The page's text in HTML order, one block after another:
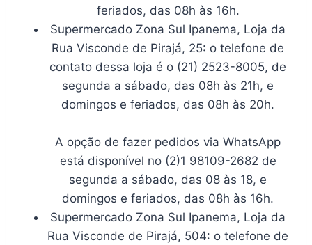
feriados, das 08h às 16h.
Supermercado Zona Sul Ipanema, Loja da
Rua Visconde de Pirajá, 25: o telefone de
contato dessa loja é o (21) 2523-8005, de
segunda a sábado, das 08h às 21h, e
domingos e feriados, das 08h às 20h.
A opção de fazer pedidos via WhatsApp
está disponível no (2)1 98109-2682 de
segunda a sábado, das 08 às 18, e
domingos e feriados, das 08h às 16h.
Supermercado Zona Sul Ipanema, Loja da
Rua Visconde de Pirajá, 504: o telefone de